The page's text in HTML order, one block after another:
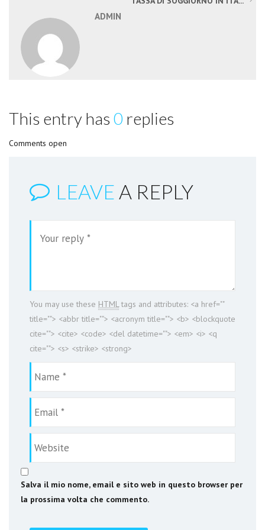
ADMIN
This entry has 0 replies
Comments open
LEAVE A REPLY
You may use these HTML tags and attributes: <a href=""
title=""> <abbr title=""> <acronym title=""> <b> <blockquote
cite=""> <cite> <code> <del datetime=""> <em> <i> <q
cite=""> <s> <strike> <strong>
Salva il mio nome, email e sito web in questo browser per
la prossima volta che commento.